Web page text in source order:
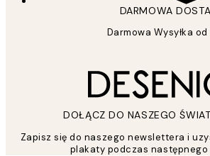
DARMOWA
Darmowa Wysyłka od
DOŁĄCZ DO NASZEGO
Zapisz się do naszego newslettera i
plakaty podczas następnego